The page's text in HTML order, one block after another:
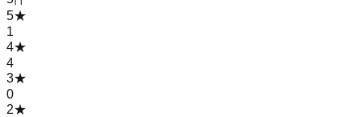
5★
1
4★
4
3★
0
2★